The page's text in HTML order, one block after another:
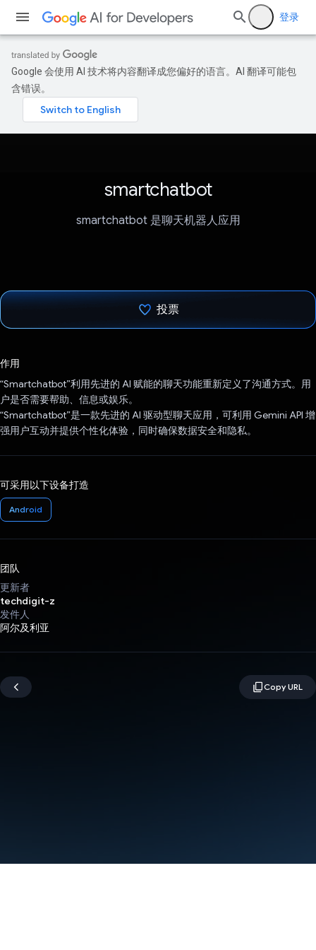
登录
Google 会使用 AI 技术将内容翻译成您偏好的语言。AI 翻译可能包
含错误。
smartchatbot
smartchatbot 是聊天机器人应用
投票
作用
“Smartchatbot”利用先进的 AI 赋能的聊天功能重新定义了沟通方式。用
户是否需要帮助、信息或娱乐。
“Smartchatbot”是一款先进的 AI 驱动型聊天应用，可利用 Gemini API 增
强用户互动并提供个性化体验，同时确保数据安全和隐私。
可采用以下设备打造
Android
团队
更新者
techdigit-z
发件人
阿尔及利亚